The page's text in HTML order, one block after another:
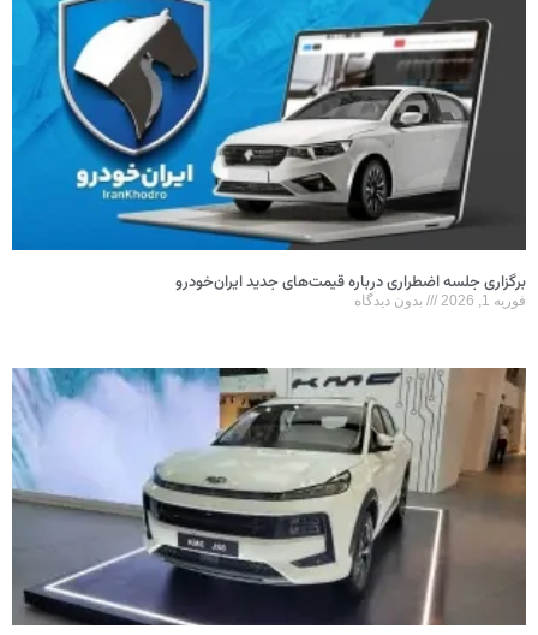
برگزاری جلسه اضطراری درباره قیمت‌های جدید ایران‌خودرو
فوریه 1, 2026 بدون دیدگاه